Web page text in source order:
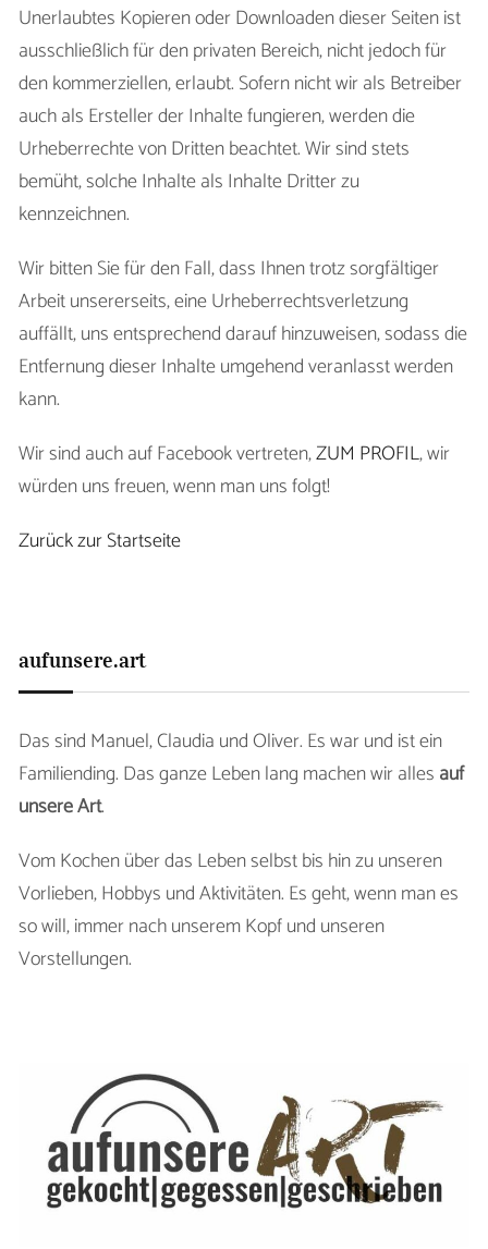
Unerlaubtes Kopieren oder Downloaden dieser Seiten ist
ausschließlich für den privaten Bereich, nicht jedoch für
den kommerziellen, erlaubt. Sofern nicht wir als Betreiber
auch als Ersteller der Inhalte fungieren, werden die
Urheberrechte von Dritten beachtet. Wir sind stets
bemüht, solche Inhalte als Inhalte Dritter zu
kennzeichnen.
Wir bitten Sie für den Fall, dass Ihnen trotz sorgfältiger
Arbeit unsererseits, eine Urheberrechtsverletzung
auffällt, uns entsprechend darauf hinzuweisen, sodass die
Entfernung dieser Inhalte umgehend veranlasst werden
kann.
Wir sind auch auf Facebook vertreten,ZUM PROFIL, wir
würden uns freuen, wenn man uns folgt!
Zurück zur Startseite
aufunsere.art
Das sind Manuel, Claudia und Oliver. Es war und ist ein
Familiending. Das ganze Leben lang machen wir alles auf
unsere Art.
Vom Kochen über das Leben selbst bis hin zu unseren
Vorlieben, Hobbys und Aktivitäten. Es geht, wenn man es
so will, immer nach unserem Kopf und unseren
Vorstellungen.